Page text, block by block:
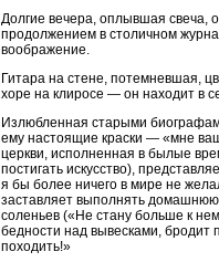
Долгие вечера, оплывшая свеча,
продолжением в столичном
воображение.
Гитара на стене, потемневшая,
хоре на клиросе — он находит в
Излюбленная старыми
ему настоящие краски — «мне
церкви, исполненная в былые
постигать искусство),
я бы более ничего в мире не
заставляет выполнять домашнюю
соленьев («Не стану больше к
бедности над вывесками, бродит
походить!»